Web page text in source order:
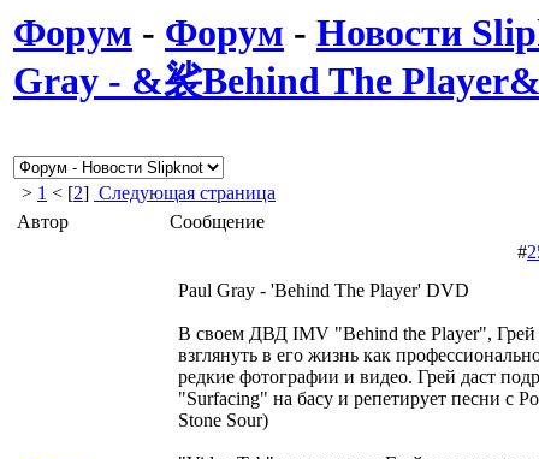
Форум - Форум - Новости
Gray - &裟Behind The
> 1 < [2] Следующая страница
Автор
Сообщение
#
Paul Gray - 'Behind The Player' DVD
В своем ДВД IMV "Behind the Player", Грей
взглянуть в его жизнь как
редкие фотографии и видео. Грей даст
"Surfacing" на басу и репетирует песни с
Stone Sour)